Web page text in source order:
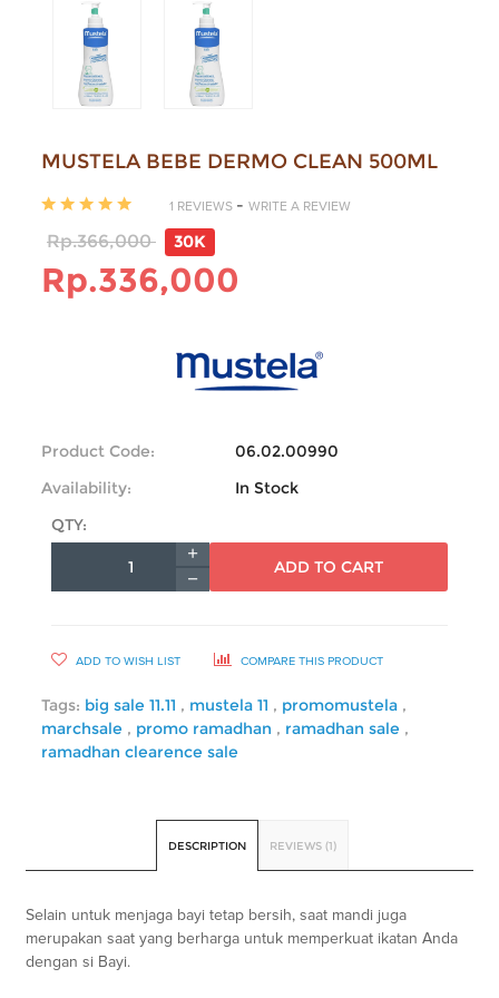
MUSTELA BEBE DERMO CLEAN 500ML
1 REVIEWS - WRITE A REVIEW
Rp.366,000 30K
Rp.336,000
Product Code:
06.02.00990
Availability:
In Stock
QTY:
ADD TO CART
ADD TO WISH LIST COMPARE THIS PRODUCT
Tags: big sale 11.11 , mustela 11 , promomustela ,
marchsale , promo ramadhan , ramadhan sale ,
ramadhan clearence sale
DESCRIPTION REVIEWS (1)
Selain untuk menjaga bayi tetap bersih, saat mandi juga
merupakan saat yang berharga untuk memperkuat ikatan Anda
dengan si Bayi.